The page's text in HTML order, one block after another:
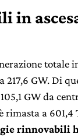
in
totale
217,6 GW. Di
GW da
rimasta a
rinnovabili